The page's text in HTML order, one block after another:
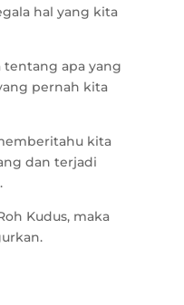
hal yang kita
apa yang
pernah kita
kita
dan terjadi
Kudus, maka